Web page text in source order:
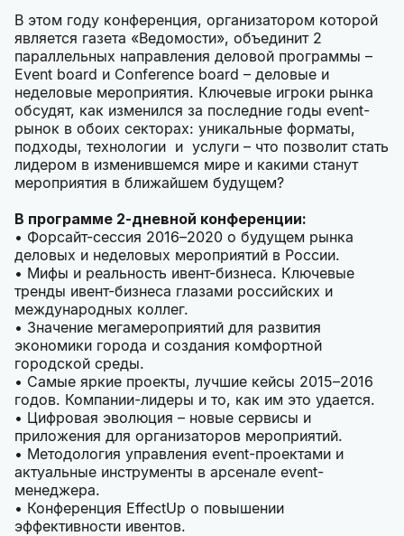
В этом году конференция, организатором которой
является газета «Ведомости», объединит 2
параллельных направления деловой программы –
Event board и Conference board – деловые и
неделовые мероприятия. Ключевые игроки рынка
обсудят, как изменился за последние годы event-
рынок в обоих секторах: уникальные форматы,
подходы, технологии и услуги – что позволит стать
лидером в изменившемся мире и какими станут
мероприятия в ближайшем будущем?
В программе 2-дневной конференции:
• Форсайт-сессия 2016–2020 о будущем рынка
деловых и неделовых мероприятий в России.
• Мифы и реальность ивент-бизнеса. Ключевые
тренды ивент-бизнеса глазами российских и
международных коллег.
• Значение мегамероприятий для развития
экономики города и создания комфортной
городской среды.
• Самые яркие проекты, лучшие кейсы 2015–2016
годов. Компании-лидеры и то, как им это удается.
• Цифровая эволюция – новые сервисы и
приложения для организаторов мероприятий.
• Методология управления event-проектами и
актуальные инструменты в арсенале event-
менеджера.
• Конференция EffectUp о повышении
эффективности ивентов.